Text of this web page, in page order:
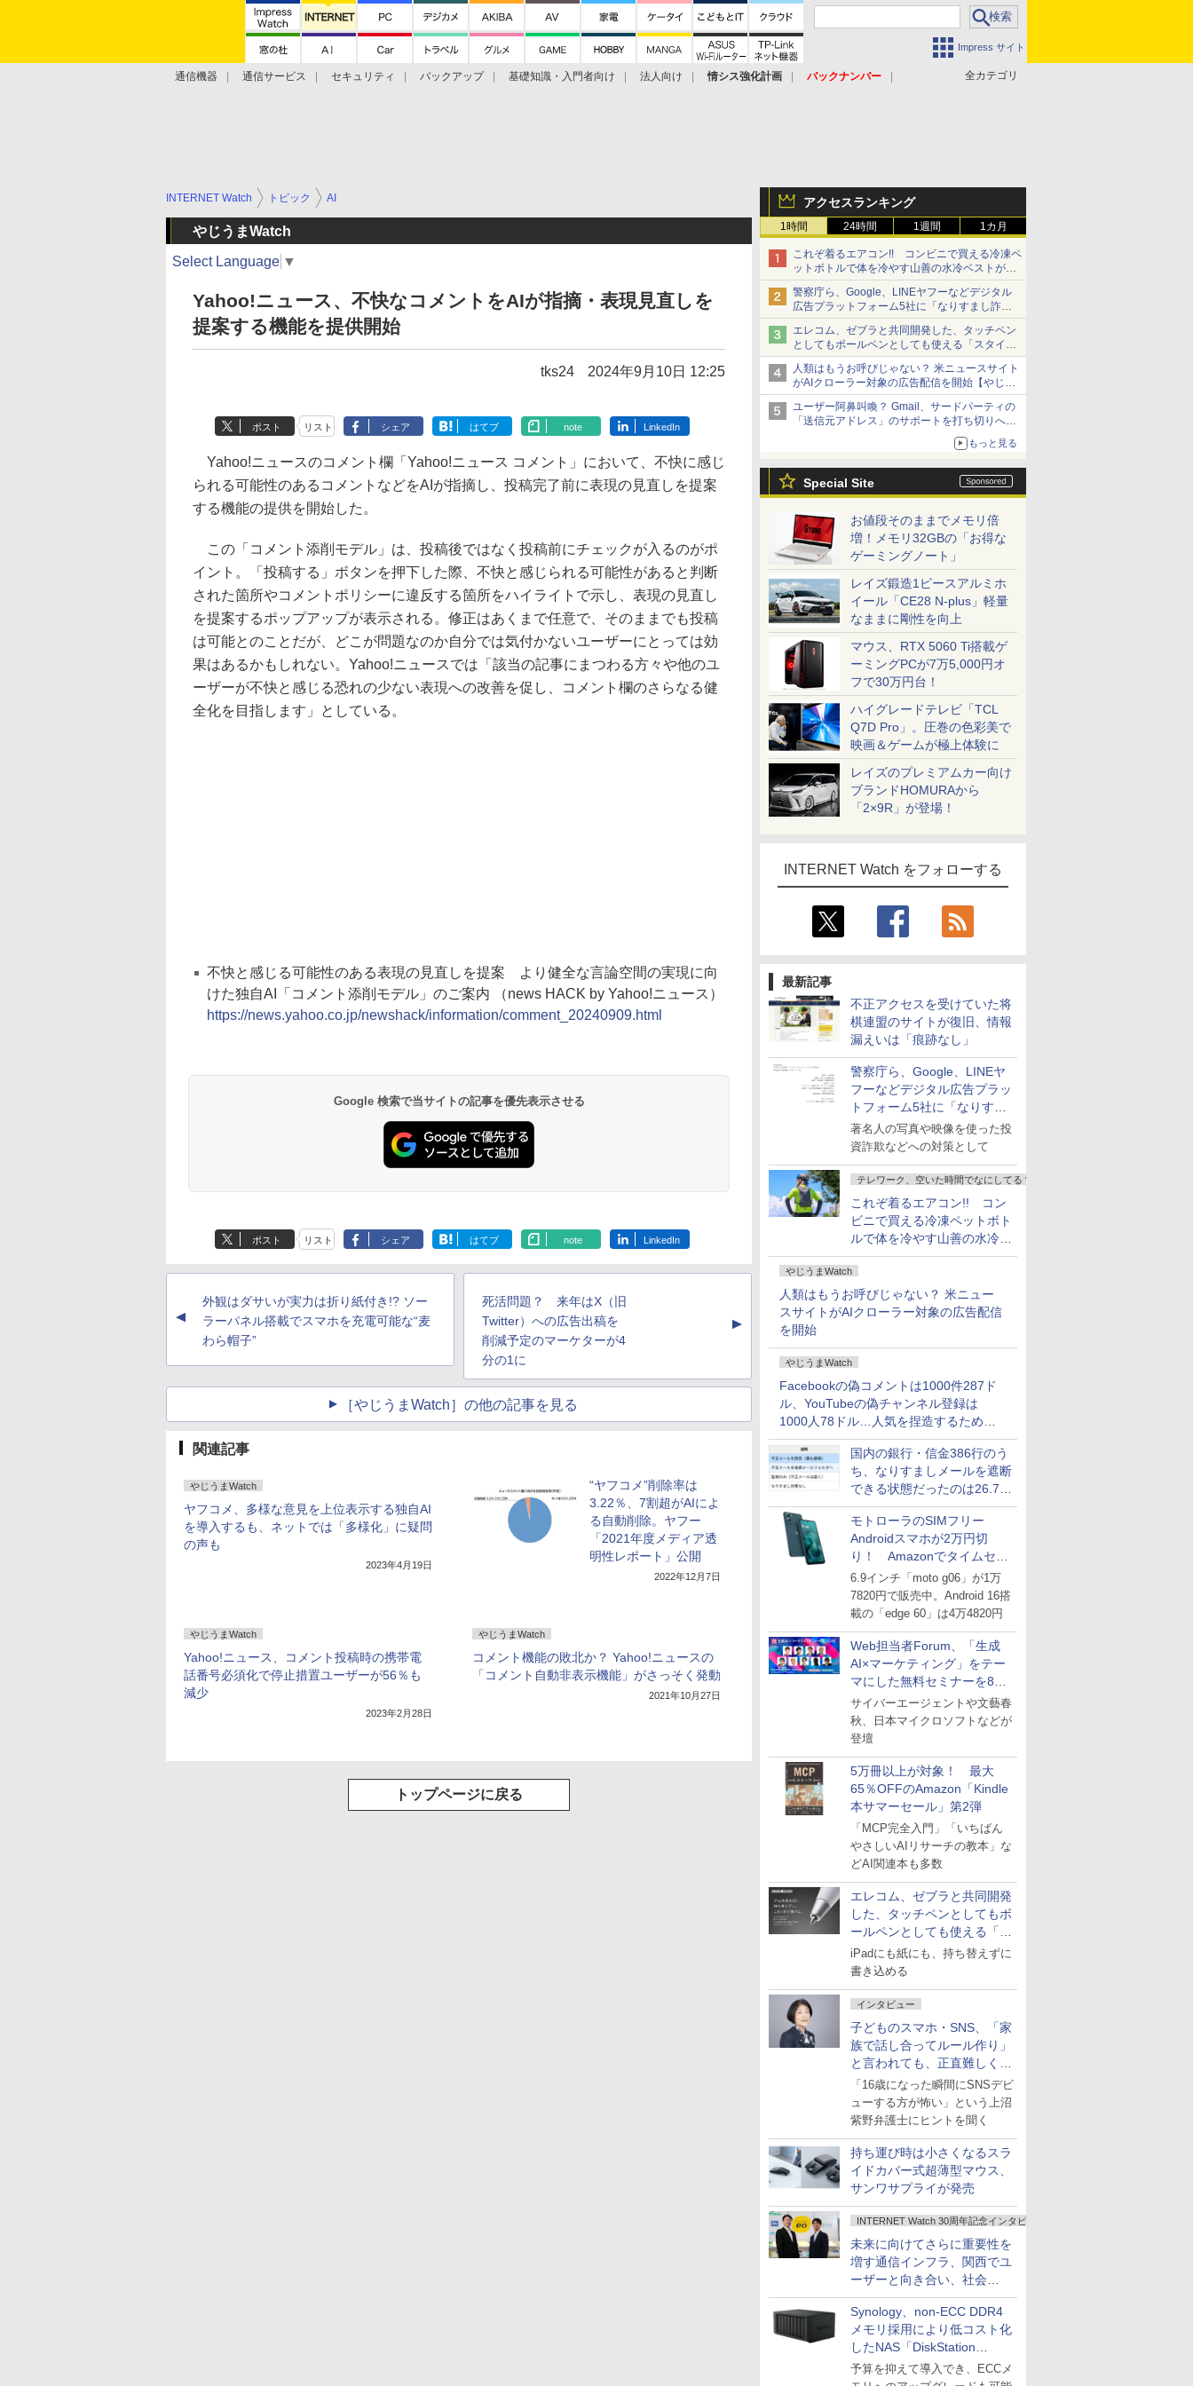
Impress サイト
全カテゴリ
通信機器 通信サービス セキュリティ バックアップ 基礎知識・入門者向け 法人向け 情シス強化計画
バックナンバー
アクセスランキング
1時間 24時間 1週間 1カ月
これぞ着るエアコン!! コンビニで買える冷凍ペ
ットボトルで体を冷やす山善の水冷ベストがロ
ードバイクにちょうどいい【ぼっち・ざ・ろー
ど！その14】【空いた時間でなにしてる？】
警察庁ら、Google、LINEヤフーなどデジタル
広告プラットフォーム5社に「なりすまし詐欺
広告」対策強化を要請 著名人の写真や映像を
使った投資詐欺などへの対策として
エレコム、ゼブラと共同開発した、タッチペン
としてもボールペンとしても使える「スタイラ
スツーウェイ」発売 iPadにも紙にも、持ち替
えずに書き込める
人類はもうお呼びじゃない？ 米ニュースサイト
がAIクローラー対象の広告配信を開始【やじう
まWatch】
ユーザー阿鼻叫喚？ Gmail、サードパーティの
「送信元アドレス」のサポートを打ち切りへ
もっと見る
Special Site
お値段そのままでメモリ倍
増！メモリ32GBの「お得な
ゲーミングノート」
レイズ鍛造1ピースアルミホ
イール「CE28 N-plus」軽量
なままに剛性を向上
マウス、RTX 5060 Ti搭載ゲ
ーミングPCが7万5,000円オ
フで30万円台！
ハイグレードテレビ「TCL
Q7D Pro」。圧巻の色彩美で
映画＆ゲームが極上体験に
レイズのプレミアムカー向け
ブランドHOMURAから
「2×9R」が登場！
INTERNET Watch をフォローする
最新記事
不正アクセスを受けていた将
棋連盟のサイトが復旧、情報
漏えいは「痕跡なし」
警察庁ら、Google、LINEヤ
フーなどデジタル広告プラッ
トフォーム5社に「なりすま
し詐欺広告」対策強化を要請
著名人の写真や映像を使った投
資詐欺などへの対策として
テレワーク、空いた時間でなにしてる？
これぞ着るエアコン!! コン
ビニで買える冷凍ペットボト
ルで体を冷やす山善の水冷ベ
ストがロードバイクにちょう
どいい【ぼっち・ざ・ろー
ど！その14】
やじうまWatch
人類はもうお呼びじゃない？ 米ニュー
スサイトがAIクローラー対象の広告配信
を開始
やじうまWatch
Facebookの偽コメントは1000件287ド
ル、YouTubeの偽チャンネル登録は
1000人78ドル…人気を捏造するための
価格リストが公開中
国内の銀行・信金386行のう
ち、なりすましメールを遮断
できる状態だったのは26.7％
にとどまる～GMOブランド
セキュリティ調査
モトローラのSIMフリー
Androidスマホが2万円切
り！ Amazonでタイムセー
ル
6.9インチ「moto g06」が1万
7820円で販売中。Android 16搭
載の「edge 60」は4万4820円
Web担当者Forum、「生成
AI×マーケティング」をテー
マにした無料セミナーを8月
27日にオンライン開催
サイバーエージェントや文藝春
秋、日本マイクロソフトなどが
登壇
5万冊以上が対象！ 最大
65％OFFのAmazon「Kindle
本サマーセール」第2弾
「MCP完全入門」「いちばん
やさしいAIリサーチの教本」な
どAI関連本も多数
エレコム、ゼブラと共同開発
した、タッチペンとしてもボ
ールペンとしても使える「ス
タイラスツーウェイ」発売
iPadにも紙にも、持ち替えずに
書き込める
インタビュー
子どものスマホ・SNS、「家
族で話し合ってルール作り」
と言われても、正直難しくな
いですか？
「16歳になった瞬間にSNSデビ
ューする方が怖い」という上沼
紫野弁護士にヒントを聞く
持ち運び時は小さくなるスラ
イドカバー式超薄型マウス、
サンワサプライが発売
INTERNET Watch 30周年記念インタビュー
未来に向けてさらに重要性を
増す通信インフラ、関西でユ
ーザーと向き合い、社会
の“あたらしい”を起動し続け
る～オプテージ
Synology、non-ECC DDR4
メモリ採用により低コスト化
したNAS「DiskStation
neo+」シリーズ
予算を抑えて導入でき、ECCメ
INTERNET Watch トピック AI
やじうまWatch
Select Language ▼
Yahoo!ニュース、不快なコメントをAIが指摘・表現見直しを
提案する機能を提供開始
tks24 2024年9月10日 12:25
ポスト リスト シェア はてブ note LinkedIn
Yahoo!ニュースのコメント欄「Yahoo!ニュース コメント」において、不快に感じ
られる可能性のあるコメントなどをAIが指摘し、投稿完了前に表現の見直しを提案
する機能の提供を開始した。
この「コメント添削モデル」は、投稿後ではなく投稿前にチェックが入るのがポ
イント。「投稿する」ボタンを押下した際、不快と感じられる可能性があると判断
された箇所やコメントポリシーに違反する箇所をハイライトで示し、表現の見直し
を提案するポップアップが表示される。修正はあくまで任意で、そのままでも投稿
は可能とのことだが、どこが問題なのか自分では気付かないユーザーにとっては効
果はあるかもしれない。Yahoo!ニュースでは「該当の記事にまつわる方々や他のユ
ーザーが不快と感じる恐れの少ない表現への改善を促し、コメント欄のさらなる健
全化を目指します」としている。
不快と感じる可能性のある表現の見直しを提案 より健全な言論空間の実現に向
けた独自AI「コメント添削モデル」のご案内 （news HACK by Yahoo!ニュース）
https://news.yahoo.co.jp/newshack/information/comment_20240909.html
Google 検索で当サイトの記事を優先表示させる
ポスト リスト シェア はてブ note LinkedIn
▲
外観はダサいが実力は折り紙付き!? ソー
ラーパネル搭載でスマホを充電可能な“麦
わら帽子”
死活問題？ 来年はX（旧
Twitter）への広告出稿を
削減予定のマーケターが4
分の1に
▲
［やじうまWatch］の他の記事を見る
関連記事
やじうまWatch
ヤフコメ、多様な意見を上位表示する独自AI
を導入するも、ネットでは「多様化」に疑問
の声も
2023年4月19日
“ヤフコメ”削除率は
3.22％、7割超がAIによ
る自動削除。ヤフー
「2021年度メディア透
明性レポート」公開
2022年12月7日
やじうまWatch
Yahoo!ニュース、コメント投稿時の携帯電
話番号必須化で停止措置ユーザーが56％も
減少
2023年2月28日
やじうまWatch
コメント機能の敗北か？ Yahoo!ニュースの
「コメント自動非表示機能」がさっそく発動
2021年10月27日
トップページに戻る